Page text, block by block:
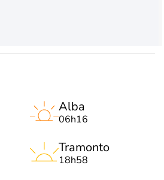
Alba
06h16
Tramonto
18h58